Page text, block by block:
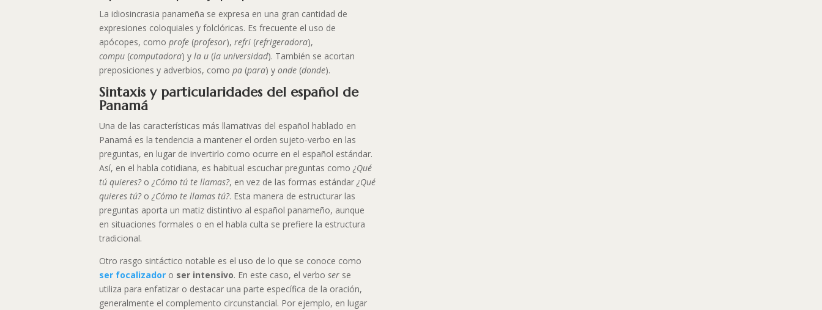
La idiosincrasia panameña se expresa en una gran cantidad de
expresiones coloquiales y folclóricas. Es frecuente el uso de
apócopes, comoprofe (profesor),refri (refrigeradora),
compu (computadora) y la u (la universidad). También se acortan
preposiciones y adverbios, comopa (para) yonde (donde).
Sintaxis y particularidades del español de
Panamá
Una de las características más llamativas del español hablado en
Panamá es la tendencia a mantener el orden sujeto-verbo en las
preguntas, en lugar de invertirlo como ocurre en el español estándar.
Así, en el habla cotidiana, es habitual escuchar preguntas como¿Qué
tú quieres?o¿Cómo tú te llamas?, en vez de las formas estándar¿Qué
quieres tú?o¿Cómo te llamas tú?. Esta manera de estructurar las
preguntas aporta un matiz distintivo al español panameño, aunque
en situaciones formales o en el habla culta se prefiere la estructura
tradicional.
Otro rasgo sintáctico notable es el uso de lo que se conoce como
ser focalizador o ser intensivo. En este caso, el verboser se
utiliza para enfatizar o destacar una parte específica de la oración,
generalmente el complemento circunstancial. Por ejemplo, en lugar